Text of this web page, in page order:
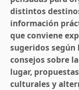
distintos
información
que conviene
sugeridos según
consejos sobre
lugar,
culturales y